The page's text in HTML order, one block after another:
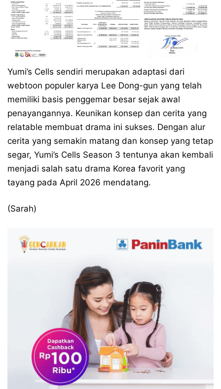
Yumi’s Cells sendiri merupakan adaptasi dari
webtoon populer karya Lee Dong-gun yang telah
memiliki basis penggemar besar sejak awal
penayangannya. Keunikan konsep dan cerita yang
relatable membuat drama ini sukses. Dengan alur
cerita yang semakin matang dan konsep yang tetap
segar, Yumi’s Cells Season 3 tentunya akan kembali
menjadi salah satu drama Korea favorit yang
tayang pada April 2026 mendatang.
(Sarah)